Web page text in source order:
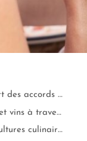
L’origine et l’évolution de l’art des accords mets et vins
Histoire des accords mets et vins à travers les âges
Influence des différentes cultures culinaires sur les accords